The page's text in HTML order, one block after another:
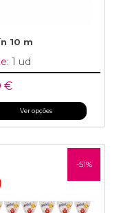
10 m
1 ud
€
Ver opções
-51%